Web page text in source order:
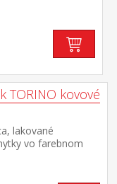
3 zásuvky s
výsuv nie je
je možné dokúpiť
8840
TORINO kovové
lakované
vo farebnom
s kovovými pojazdmi